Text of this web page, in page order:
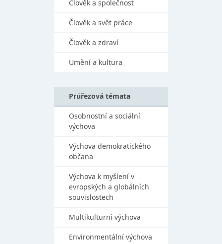
Člověk a společnost
Člověk a svět práce
Člověk a zdraví
Umění a kultura
Průřezová témata
Osobnostní a sociální
výchova
Výchova demokratického
občana
Výchova k myšlení v
evropských a globálních
souvislostech
Multikulturní výchova
Environmentální výchova